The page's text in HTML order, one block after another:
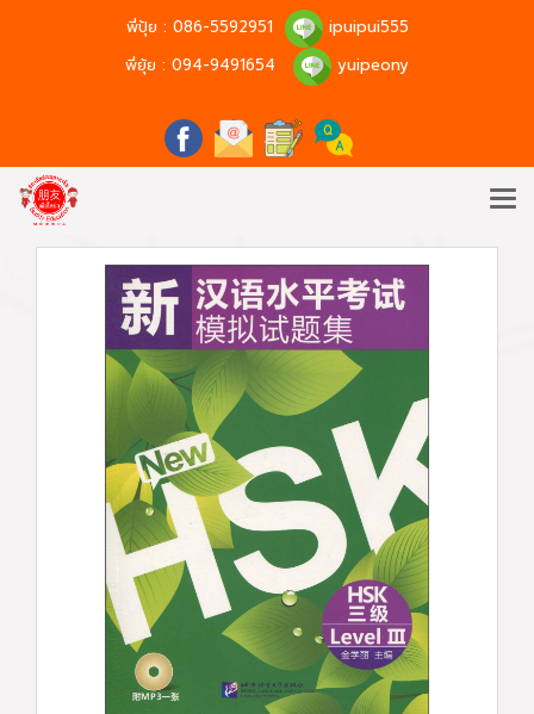
พี่ปุ้ย : 086-5592951
ipuipui555
พี่ยุ้ย : 094-9491654 yuipeony